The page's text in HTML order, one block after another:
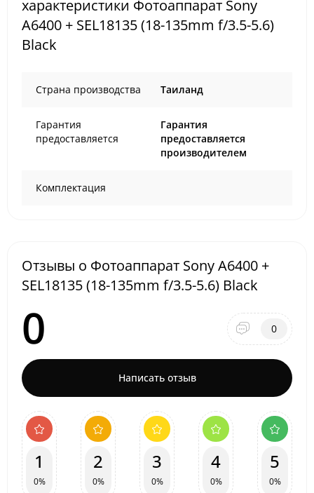
характеристики Фотоаппарат Sony
A6400 + SEL18135 (18-135mm f/3.5-5.6)
Black
Страна производства Таиланд
Гарантия
предоставляется
Гарантия
предоставляется
производителем
Комплектация
Отзывы о Фотоаппарат Sony A6400 +
SEL18135 (18-135mm f/3.5-5.6) Black
0 0
Написать отзыв
1
0%
2
0%
3
0%
4
0%
5
0%